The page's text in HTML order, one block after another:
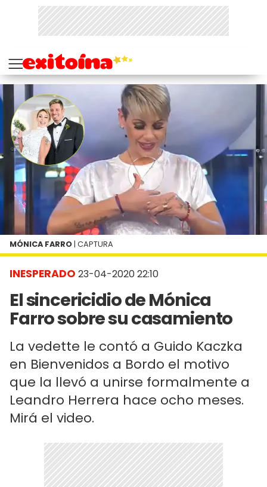
INESPERADO 23-04-2020 22:10
El sincericidio de Mónica
Farro sobre su casamiento
La vedette le contó a Guido Kaczka
en Bienvenidos a Bordo el motivo
que la llevó a unirse formalmente a
Leandro Herrera hace ocho meses.
Mirá el video.
MÓNICA FARRO | CAPTURA